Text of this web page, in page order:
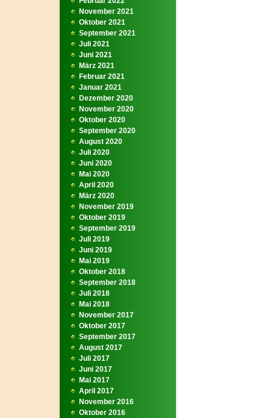
November 2021
Oktober 2021
September 2021
Juli 2021
Juni 2021
März 2021
Februar 2021
Januar 2021
Dezember 2020
November 2020
Oktober 2020
September 2020
August 2020
Juli 2020
Juni 2020
Mai 2020
April 2020
März 2020
November 2019
Oktober 2019
September 2019
Juli 2019
Juni 2019
Mai 2019
Oktober 2018
September 2018
Juli 2018
Mai 2018
November 2017
Oktober 2017
September 2017
August 2017
Juli 2017
Juni 2017
Mai 2017
April 2017
November 2016
Oktober 2016